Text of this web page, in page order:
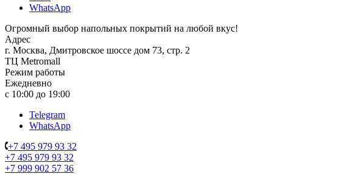
WhatsApp
Огромный выбор напольных покрытий на любой вкус!
Адрес
г. Москва, Дмитровское шоссе дом 73, стр. 2
ТЦ Metromall
Режим работы
Ежедневно
с 10:00 до 19:00
Telegram
WhatsApp
+7 495 979 93 32
+7 495 979 93 32
+7 999 902 57 36